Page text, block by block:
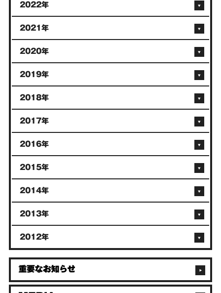
2022年
2021年
2020年
2019年
2018年
2017年
2016年
2015年
2014年
2013年
2012年